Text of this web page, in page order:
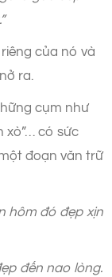
của nó và
ra.
cụm như
xò”… có sức
đoạn văn trữ
hôm đó đẹp xịn
đến nao lòng.